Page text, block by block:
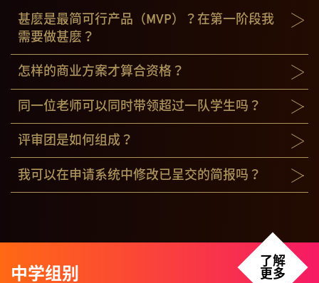
甚麽是最简可行产品（MVP）？在第一阶段我
需要做甚麽？
怎样的商业方案才算合资格？
同一位老师可以同时带领超过一队学生吗？
评审团是如何组成？
我可以在申请系统中修改已呈交的简报吗？
中学组别
了解
更多